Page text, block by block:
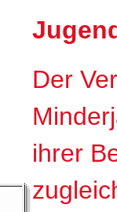
Der
ihrer